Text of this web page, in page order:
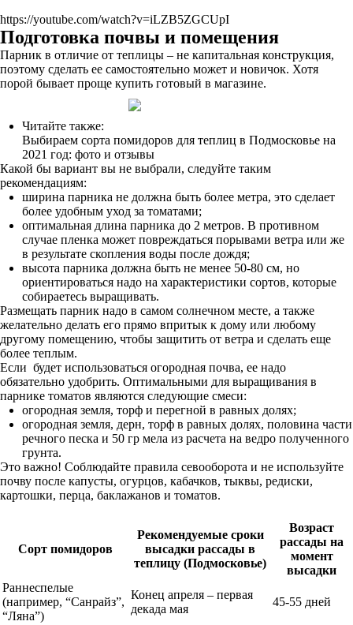
https://youtube.com/watch?v=iLZB5ZGCUpI
Подготовка почвы и помещения
Парник в отличие от теплицы – не капитальная конструкция,
поэтому сделать ее самостоятельно может и новичок. Хотя
порой бывает проще купить готовый в магазине.
Читайте также:
Выбираем сорта помидоров для теплиц в Подмосковье на
2021 год: фото и отзывы
Какой бы вариант вы не выбрали, следуйте таким
рекомендациям:
ширина парника не должна быть более метра, это сделает
более удобным уход за томатами;
оптимальная длина парника до 2 метров. В противном
случае пленка может повреждаться порывами ветра или же
в результате скопления воды после дождя;
высота парника должна быть не менее 50-80 см, но
ориентироваться надо на характеристики сортов, которые
собираетесь выращивать.
Размещать парник надо в самом солнечном месте, а также
желательно делать его прямо впритык к дому или любому
другому помещению, чтобы защитить от ветра и сделать еще
более теплым.
Если будет использоваться огородная почва, ее надо
обязательно удобрить. Оптимальными для выращивания в
парнике томатов являются следующие смеси:
огородная земля, торф и перегной в равных долях;
огородная земля, дерн, торф в равных долях, половина части
речного песка и 50 гр мела из расчета на ведро полученного
грунта.
Это важно! Соблюдайте правила севооборота и не используйте
почву после капусты, огурцов, кабачков, тыквы, редиски,
картошки, перца, баклажанов и томатов.
Сорт помидоров
Рекомендуемые сроки
высадки рассады в
теплицу (Подмосковье)
Возраст
рассады на
момент
высадки
Раннеспелые
(например, “Санрайз”,
“Ляна”)
Конец апреля – первая
декада мая
45-55 дней